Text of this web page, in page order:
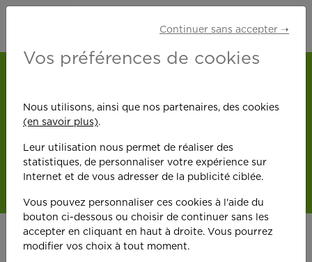
Continuer sans accepter ➝
Vos préférences de cookies
Nous utilisons, ainsi que nos partenaires, des cookies
(en savoir plus).
Leur utilisation nous permet de réaliser des
statistiques, de personnaliser votre expérience sur
Internet et de vous adresser de la publicité ciblée.
Vous pouvez personnaliser ces cookies à l'aide du
bouton ci-dessous ou choisir de continuer sans les
accepter en cliquant en haut à droite. Vous pourrez
modifier vos choix à tout moment.